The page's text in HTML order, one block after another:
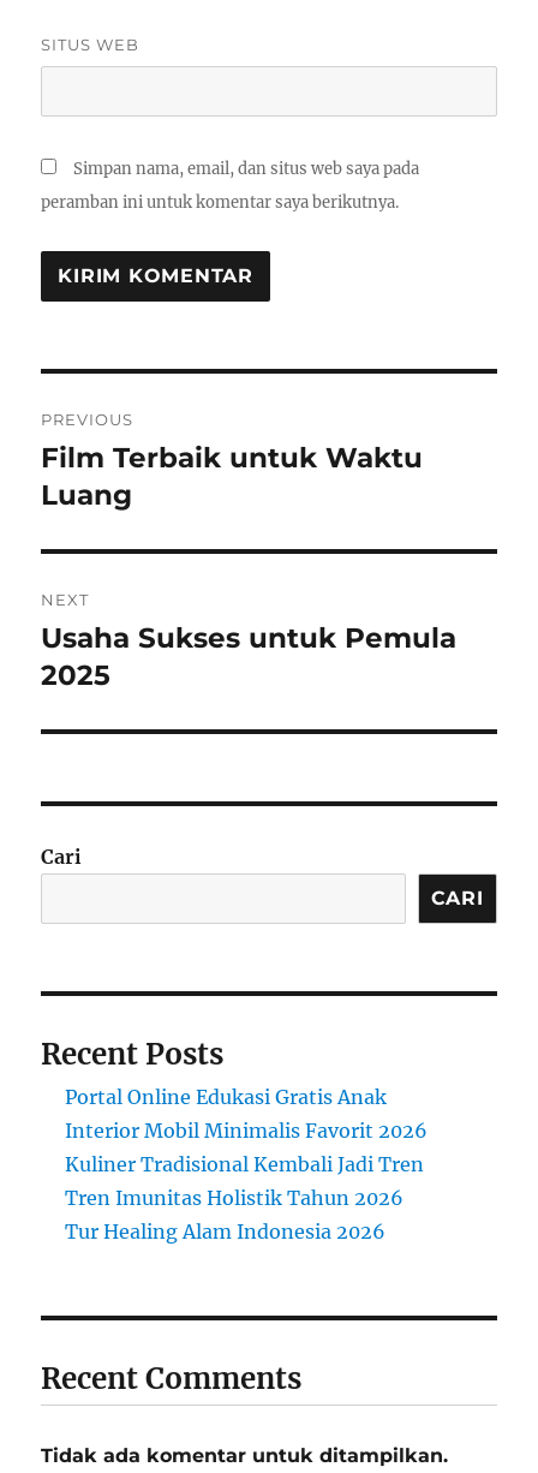
SITUS WEB
Simpan nama, email, dan situs web saya pada
peramban ini untuk komentar saya berikutnya.
pos
PREVIOUS
Previous
post:
Film Terbaik untuk Waktu
Luang
NEXT
Next
post:
Usaha Sukses untuk Pemula
2025
Cari
CARI
Recent Posts
Portal Online Edukasi Gratis Anak
Interior Mobil Minimalis Favorit 2026
Kuliner Tradisional Kembali Jadi Tren
Tren Imunitas Holistik Tahun 2026
Tur Healing Alam Indonesia 2026
Recent Comments
Tidak ada komentar untuk ditampilkan.